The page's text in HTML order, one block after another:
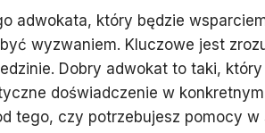
adwokata, który będzie
wyzwaniem. Kluczowe jest
Dobry adwokat to taki,
doświadczenie w
tego, czy potrzebujesz pomocy